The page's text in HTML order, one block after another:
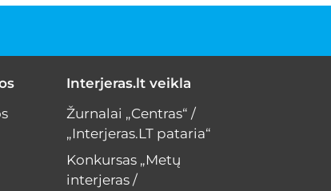
Interjeras.lt veikla
Žurnalai „Centras“ /
„Interjeras.LT pataria“
Konkursas „Metų
interjeras /